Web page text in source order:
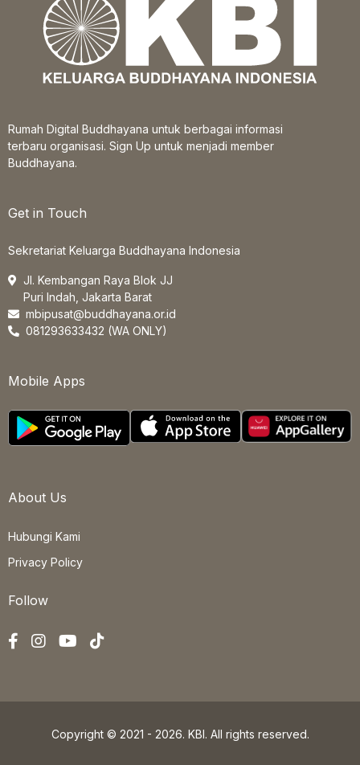
Rumah Digital Buddhayana untuk berbagai informasi
terbaru organisasi. Sign Up untuk menjadi member
Buddhayana.
Get in Touch
Sekretariat Keluarga Buddhayana Indonesia
Jl. Kembangan Raya Blok JJ
Puri Indah, Jakarta Barat
mbipusat@buddhayana.or.id
081293633432 (WA ONLY)
Mobile Apps
About Us
Hubungi Kami
Privacy Policy
Follow
Copyright © 2021 - 2026. KBI. All rights reserved.